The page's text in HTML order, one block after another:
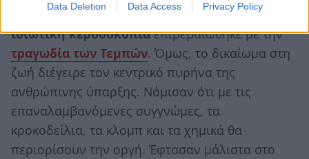
Data Deletion Data Access Privacy Policy
κράτοςκαι η παράδοση όλων των αγαθών στην
ιδιωτική κερδοσκοπίαεπιβεβαιώθηκε με την
τραγωδία των Τεμπών. Όμως, το δικαίωμα στη
ζωή διέγειρε τον κεντρικό πυρήνα της
ανθρώπινης ύπαρξης. Νόμισαν ότι με τις
επαναλαμβανόμενες συγγνώμες, τα
κροκοδείλια, τα κλομπ και τα χημικά θα
περιορίσουν την οργή. Έφτασαν μάλιστα στο